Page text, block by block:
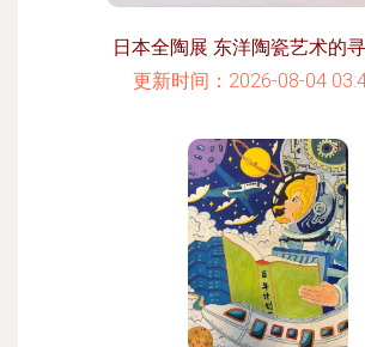
日本全陶展 东洋陶瓷艺术的
更新时间：2026-08-04